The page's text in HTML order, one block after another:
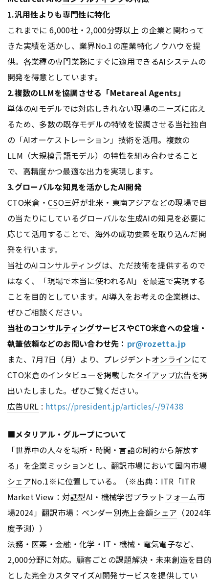
1.汎用性よりも専門性に特化
これまでに 6,000社・2,000分野以上 の企業と関わって
きた実績を活かし、業界No.1の産業特化ノウハウを提
供。各業種の専門業務にすぐに適用できるAIシステムの
開発を得意としています。
2.複数のLLMを協調させる「Metareal Agents」
単体のAIモデルでは対応しきれない現場のニーズに応え
るため、多数の既存モデルの特徴を協調させる当社独自
の「AIオーケストレーション」技術を活用。複数の
LLM（大規模言語モデル）の特性を組み合わせること
で、高精度かつ最適な出力を実現します。
3.グローバルな知見を活かしたAI開発
CTO米倉・ CSO三好が北米・東南アジアなどの現場で目
の当たりにしているグローバルな生成AIの知見を必要に
応じて活用することで、海外の成功要素を取り込んだ開
発を行います。
当社のAIコンサルティングは、ただ技術を提供するので
はなく、「現場で本当に使われるAI」を最速で実現する
ことを目的としています。AI導入をお考えの企業様は、
ぜひご相談ください。
当社のコンサルティングサービスやCTO米倉への登壇・
執筆依頼などのお問い合わせ先： pr@rozetta.jp
また、7月7日（月）より、プレジデントオンラインにて
CTO米倉のインタビューを掲載したタイアップ広告を掲
出いたしました。ぜひご覧ください。
広告URL : https://president.jp/articles/-/97438
■メタリアル・グループについて
「世界中の人々を場所・時間・言語の制約から解放す
る」を企業ミッションとし、翻訳市場において国内市場
シェアNo.1※に位置している。（※出典：ITR「ITR
Market View：対話型AI・機械学習プラットフォーム市
場2024」翻訳市場：ベンダー別売上金額シェア （2024年
度予測））
法務・医薬・金融・化学・IT・機械・電気電子など、
2,000分野に対応。顧客ごとの課題解決・未来創造を目的
とした完全カスタマイズAI開発サービスを提供してい